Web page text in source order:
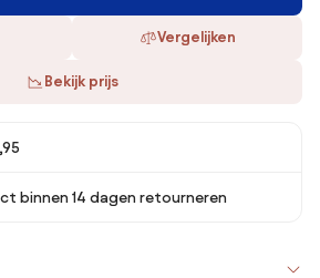
Vergelijken
Bekijk prijs
binnen 14 dagen retourneren